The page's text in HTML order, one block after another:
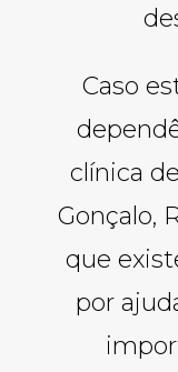
Caso
clínica
Gonçalo,
que
por